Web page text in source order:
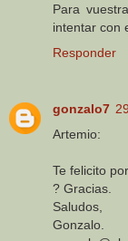
Para
intentar con
Responder
gonzalo7
Artemio:
Te felicito
? Gracias.
Saludos,
Gonzalo.